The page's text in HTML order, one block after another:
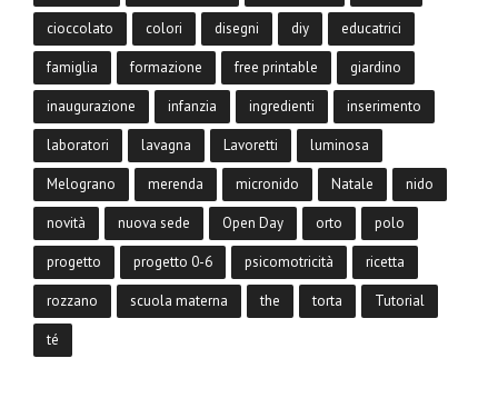
cioccolato colori disegni diy educatrici
famiglia formazione free printable giardino
inaugurazione infanzia ingredienti inserimento
laboratori lavagna Lavoretti luminosa
Melograno merenda micronido Natale nido
novità nuova sede Open Day orto polo
progetto progetto 0-6 psicomotricità ricetta
rozzano scuola materna the torta Tutorial
té